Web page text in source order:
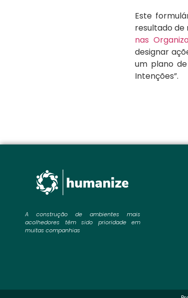
Este
resultado de
nas
designar
um plano
Intenções”.
A construção de ambientes mais
acolhedores têm sido prioridade em
muitas companhias